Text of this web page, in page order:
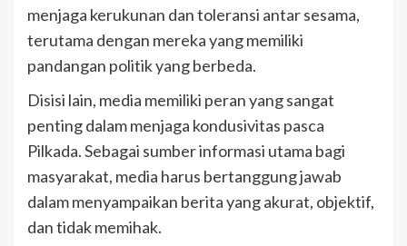
menjaga kerukunan dan toleransi antar sesama,
terutama dengan mereka yang memiliki
pandangan politik yang berbeda.
Disisi lain, media memiliki peran yang sangat
penting dalam menjaga kondusivitas pasca
Pilkada. Sebagai sumber informasi utama bagi
masyarakat, media harus bertanggung jawab
dalam menyampaikan berita yang akurat, objektif,
dan tidak memihak.